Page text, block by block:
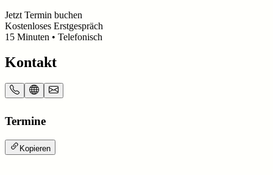
Jetzt Termin buchen
Kostenloses Erstgespräch
15 Minuten • Telefonisch
Kontakt
Termine
Kopieren